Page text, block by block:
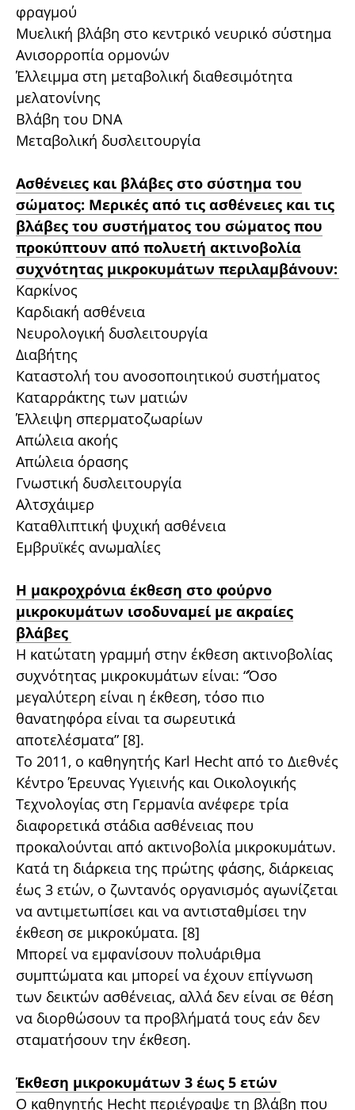
φραγμού
Μυελική βλάβη στο κεντρικό νευρικό σύστημα
Ανισορροπία ορμονών
Έλλειμμα στη μεταβολική διαθεσιμότητα
μελατονίνης
Βλάβη του DNA
Μεταβολική δυσλειτουργία
Ασθένειες και βλάβες στο σύστημα του
σώματος: Μερικές από τις ασθένειες και τις
βλάβες του συστήματος του σώματος που
προκύπτουν από πολυετή ακτινοβολία
συχνότητας μικροκυμάτων περιλαμβάνουν:
Καρκίνος
Καρδιακή ασθένεια
Νευρολογική δυσλειτουργία
Διαβήτης
Καταστολή του ανοσοποιητικού συστήματος
Καταρράκτης των ματιών
Έλλειψη σπερματοζωαρίων
Απώλεια ακοής
Απώλεια όρασης
Γνωστική δυσλειτουργία
Αλτσχάιμερ
Καταθλιπτική ψυχική ασθένεια
Εμβρυϊκές ανωμαλίες
Η μακροχρόνια έκθεση στο φούρνο
μικροκυμάτων ισοδυναμεί με ακραίες
βλάβες
Η κατώτατη γραμμή στην έκθεση ακτινοβολίας
συχνότητας μικροκυμάτων είναι: “Όσο
μεγαλύτερη είναι η έκθεση, τόσο πιο
θανατηφόρα είναι τα σωρευτικά
αποτελέσματα” [8].
Το 2011, ο καθηγητής Karl Hecht από το Διεθνές
Κέντρο Έρευνας Υγιεινής και Οικολογικής
Τεχνολογίας στη Γερμανία ανέφερε τρία
διαφορετικά στάδια ασθένειας που
προκαλούνται από ακτινοβολία μικροκυμάτων.
Κατά τη διάρκεια της πρώτης φάσης, διάρκειας
έως 3 ετών, ο ζωντανός οργανισμός αγωνίζεται
να αντιμετωπίσει και να αντισταθμίσει την
έκθεση σε μικροκύματα. [8]
Μπορεί να εμφανίσουν πολυάριθμα
συμπτώματα και μπορεί να έχουν επίγνωση
των δεικτών ασθένειας, αλλά δεν είναι σε θέση
να διορθώσουν τα προβλήματά τους εάν δεν
σταματήσουν την έκθεση.
Έκθεση μικροκυμάτων 3 έως 5 ετών
Ο καθηγητής Hecht περιέγραψε τη βλάβη που